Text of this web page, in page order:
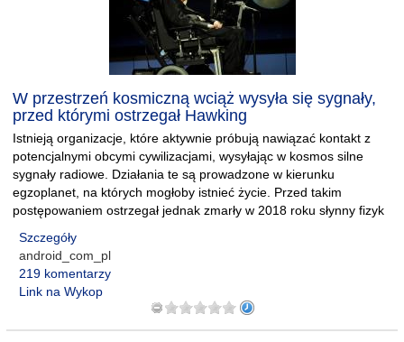
W przestrzeń kosmiczną wciąż wysyła się sygnały,
przed którymi ostrzegał Hawking
Istnieją organizacje, które aktywnie próbują nawiązać kontakt z
potencjalnymi obcymi cywilizacjami, wysyłając w kosmos silne
sygnały radiowe. Działania te są prowadzone w kierunku
egzoplanet, na których mogłoby istnieć życie. Przed takim
postępowaniem ostrzegał jednak zmarły w 2018 roku słynny fizyk
Szczegóły
android_com_pl
219 komentarzy
Link na Wykop